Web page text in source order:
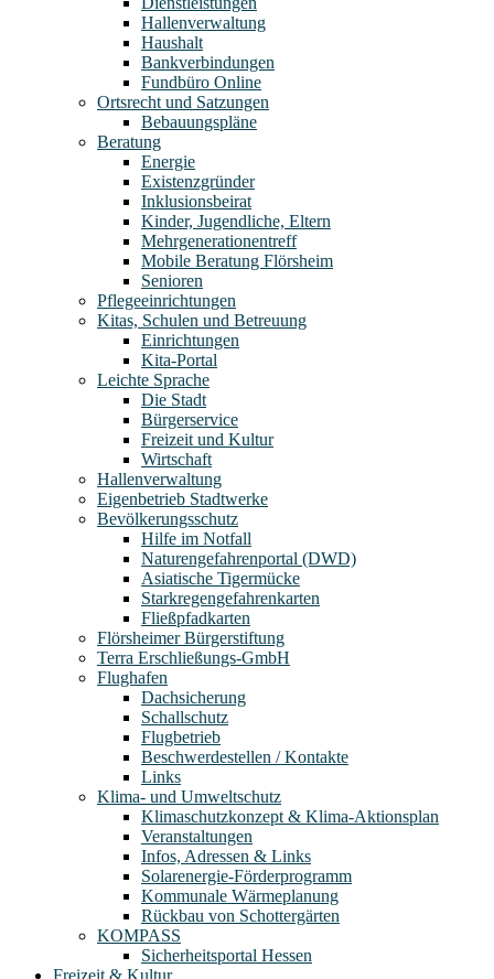
Hallenverwaltung
Haushalt
Bankverbindungen
Fundbüro Online
Ortsrecht und Satzungen
Bebauungspläne
Beratung
Energie
Existenzgründer
Inklusionsbeirat
Kinder, Jugendliche, Eltern
Mehrgenerationentreff
Mobile Beratung Flörsheim
Senioren
Pflegeeinrichtungen
Kitas, Schulen und Betreuung
Einrichtungen
Kita-Portal
Leichte Sprache
Die Stadt
Bürgerservice
Freizeit und Kultur
Wirtschaft
Hallenverwaltung
Eigenbetrieb Stadtwerke
Bevölkerungsschutz
Hilfe im Notfall
Naturengefahrenportal (DWD)
Asiatische Tigermücke
Starkregengefahrenkarten
Fließpfadkarten
Flörsheimer Bürgerstiftung
Terra Erschließungs-GmbH
Flughafen
Dachsicherung
Schallschutz
Flugbetrieb
Beschwerdestellen / Kontakte
Links
Klima- und Umweltschutz
Klimaschutzkonzept & Klima-Aktionsplan
Veranstaltungen
Infos, Adressen & Links
Solarenergie-Förderprogramm
Kommunale Wärmeplanung
Rückbau von Schottergärten
KOMPASS
Sicherheitsportal Hessen
Freizeit & Kultur